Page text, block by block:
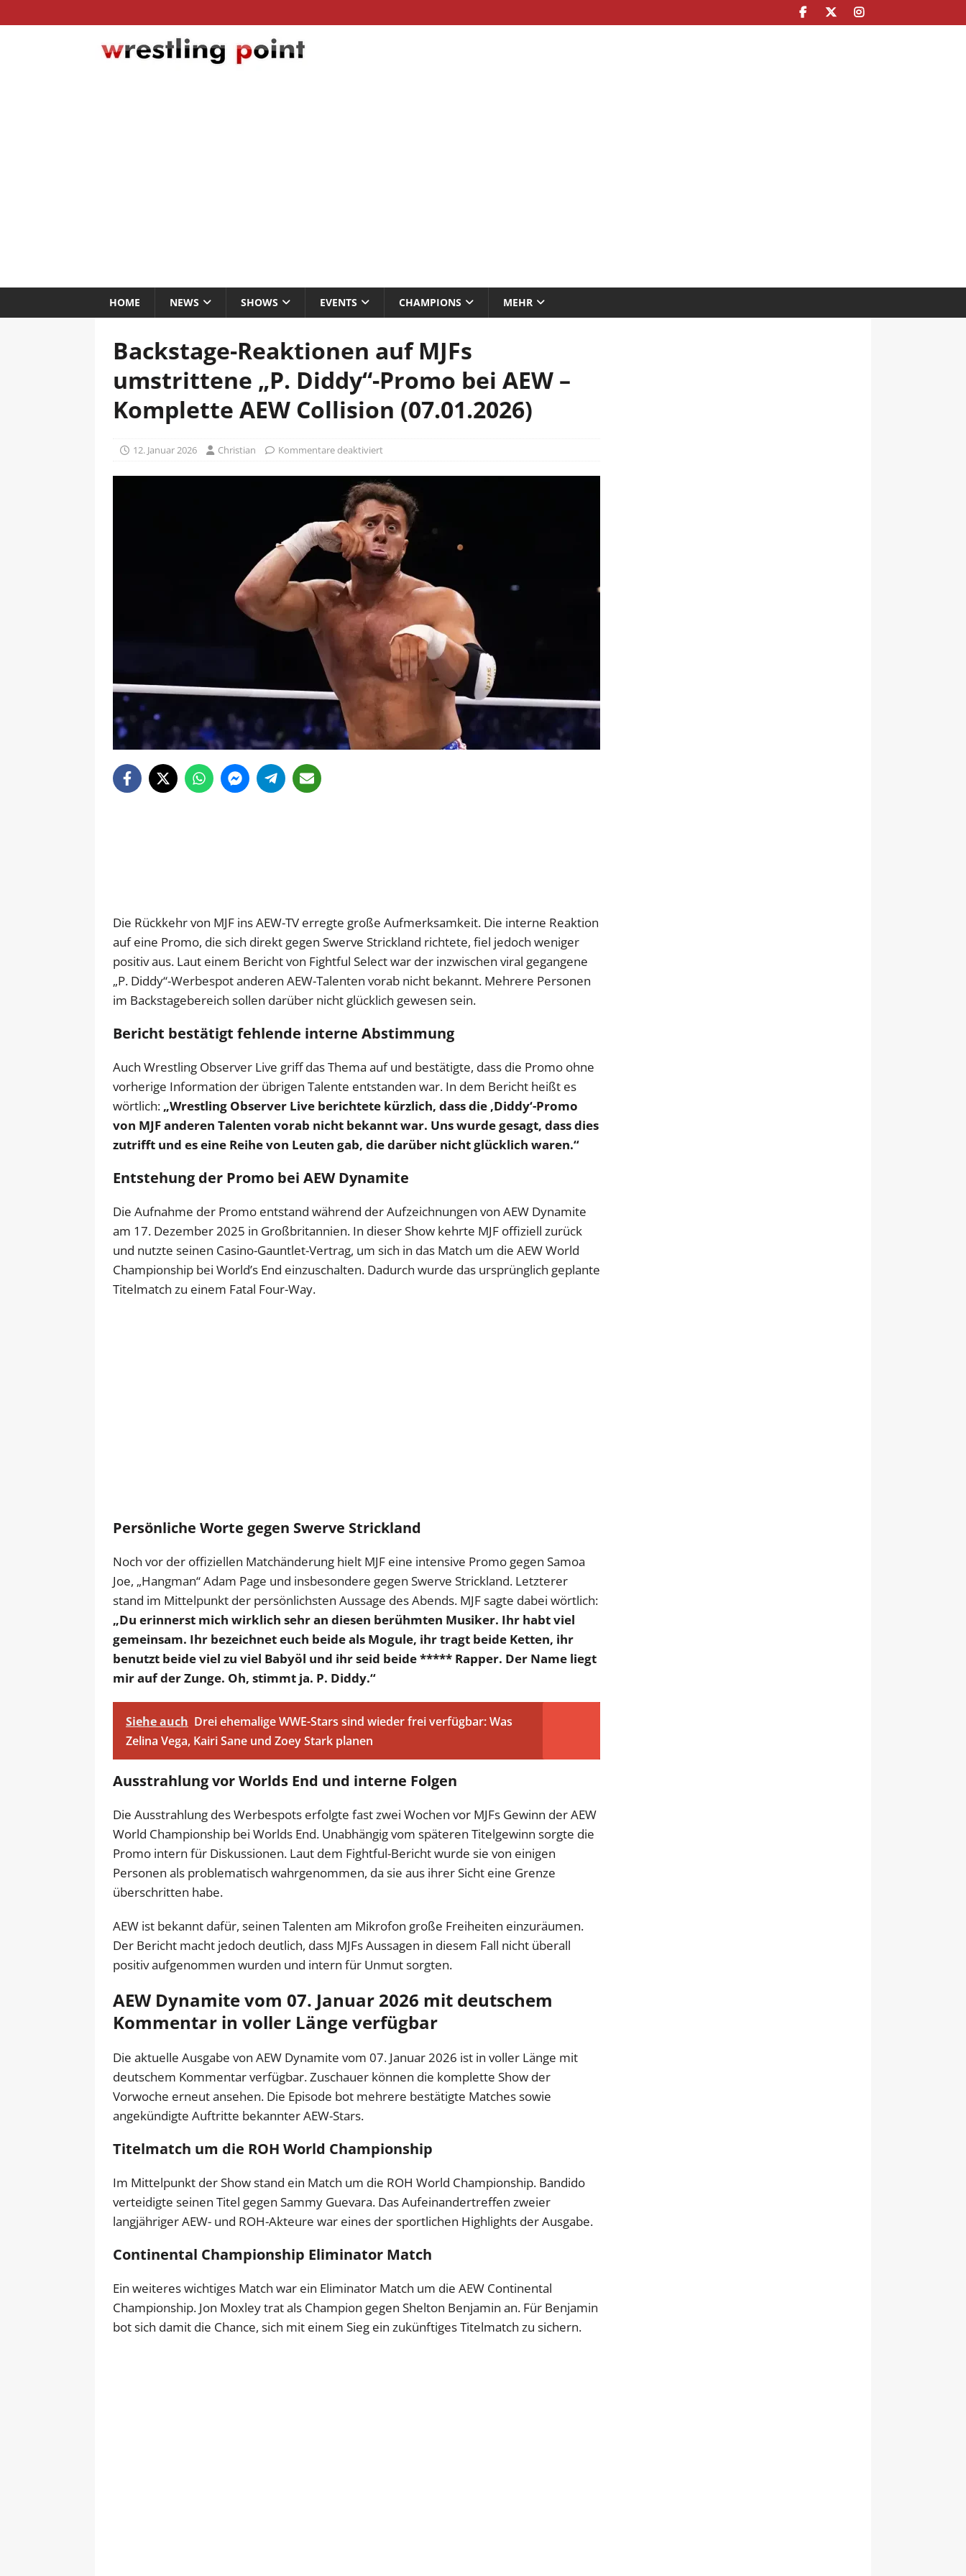
HOME NEWS SHOWS EVENTS CHAMPIONS MEHR
Backstage-Reaktionen auf MJFs
umstrittene „P. Diddy“-Promo bei AEW –
Komplette AEW Collision (07.01.2026)
12. Januar 2026 Christian Kommentare deaktiviert
Die Rückkehr von MJF ins AEW-TV erregte große Aufmerksamkeit. Die interne Reaktion
auf eine Promo, die sich direkt gegen Swerve Strickland richtete, fiel jedoch weniger
positiv aus. Laut einem Bericht von Fightful Select war der inzwischen viral gegangene
„P. Diddy“-Werbespot anderen AEW-Talenten vorab nicht bekannt. Mehrere Personen
im Backstagebereich sollen darüber nicht glücklich gewesen sein.
Bericht bestätigt fehlende interne Abstimmung
Auch Wrestling Observer Live griff das Thema auf und bestätigte, dass die Promo ohne
vorherige Information der übrigen Talente entstanden war. In dem Bericht heißt es
wörtlich: „Wrestling Observer Live berichtete kürzlich, dass die ‚Diddy‘-Promo
von MJF anderen Talenten vorab nicht bekannt war. Uns wurde gesagt, dass dies
zutrifft und es eine Reihe von Leuten gab, die darüber nicht glücklich waren.“
Entstehung der Promo bei AEW Dynamite
Die Aufnahme der Promo entstand während der Aufzeichnungen von AEW Dynamite
am 17. Dezember 2025 in Großbritannien. In dieser Show kehrte MJF offiziell zurück
und nutzte seinen Casino-Gauntlet-Vertrag, um sich in das Match um die AEW World
Championship bei World’s End einzuschalten. Dadurch wurde das ursprünglich geplante
Titelmatch zu einem Fatal Four-Way.
Persönliche Worte gegen Swerve Strickland
Noch vor der offiziellen Matchänderung hielt MJF eine intensive Promo gegen Samoa
Joe, „Hangman“ Adam Page und insbesondere gegen Swerve Strickland. Letzterer
stand im Mittelpunkt der persönlichsten Aussage des Abends. MJF sagte dabei wörtlich:
„Du erinnerst mich wirklich sehr an diesen berühmten Musiker. Ihr habt viel
gemeinsam. Ihr bezeichnet euch beide als Mogule, ihr tragt beide Ketten, ihr
benutzt beide viel zu viel Babyöl und ihr seid beide ***** Rapper. Der Name liegt
mir auf der Zunge. Oh, stimmt ja. P. Diddy.“
Siehe auch Drei ehemalige WWE-Stars sind wieder frei verfügbar: Was
Zelina Vega, Kairi Sane und Zoey Stark planen
Ausstrahlung vor Worlds End und interne Folgen
Die Ausstrahlung des Werbespots erfolgte fast zwei Wochen vor MJFs Gewinn der AEW
World Championship bei Worlds End. Unabhängig vom späteren Titelgewinn sorgte die
Promo intern für Diskussionen. Laut dem Fightful-Bericht wurde sie von einigen
Personen als problematisch wahrgenommen, da sie aus ihrer Sicht eine Grenze
überschritten habe.
AEW ist bekannt dafür, seinen Talenten am Mikrofon große Freiheiten einzuräumen.
Der Bericht macht jedoch deutlich, dass MJFs Aussagen in diesem Fall nicht überall
positiv aufgenommen wurden und intern für Unmut sorgten.
AEW Dynamite vom 07. Januar 2026 mit deutschem
Kommentar in voller Länge verfügbar
Die aktuelle Ausgabe von AEW Dynamite vom 07. Januar 2026 ist in voller Länge mit
deutschem Kommentar verfügbar. Zuschauer können die komplette Show der
Vorwoche erneut ansehen. Die Episode bot mehrere bestätigte Matches sowie
angekündigte Auftritte bekannter AEW-Stars.
Titelmatch um die ROH World Championship
Im Mittelpunkt der Show stand ein Match um die ROH World Championship. Bandido
verteidigte seinen Titel gegen Sammy Guevara. Das Aufeinandertreffen zweier
langjähriger AEW- und ROH-Akteure war eines der sportlichen Highlights der Ausgabe.
Continental Championship Eliminator Match
Ein weiteres wichtiges Match war ein Eliminator Match um die AEW Continental
Championship. Jon Moxley trat als Champion gegen Shelton Benjamin an. Für Benjamin
bot sich damit die Chance, sich mit einem Sieg ein zukünftiges Titelmatch zu sichern.